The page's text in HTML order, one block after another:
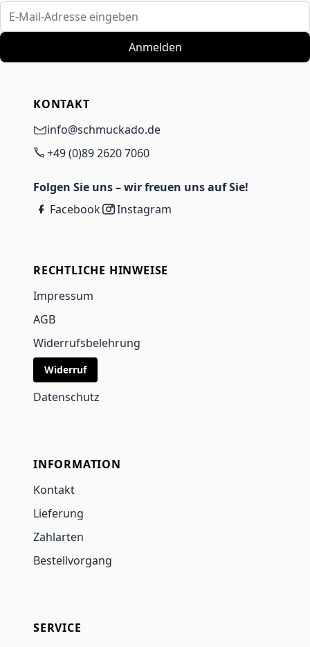
E-Mail-Adresse eingeben
Anmelden
KONTAKT
info@schmuckado.de
+49 (0)89 2620 7060
Folgen Sie uns – wir freuen uns auf Sie!
Facebook
Instagram
RECHTLICHE HINWEISE
Impressum
AGB
Widerrufsbelehrung
Widerruf
Datenschutz
INFORMATION
Kontakt
Lieferung
Zahlarten
Bestellvorgang
SERVICE